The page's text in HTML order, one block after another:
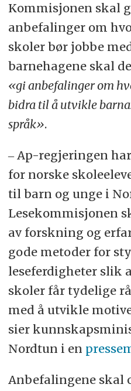
Kommisjonen skal
anbefalinger om
skoler bør jobbe
barnehagene skal
«gi anbefalinger om
bidra til å utvikle
språk».
‒ Ap-regjeringen
for norske
til barn og unge i
Lesekommisjonen
av forskning og
gode metoder for
leseferdigheter slik
skoler får tydelige
med å utvikle
sier
Nordtun i en
Anbefalingene skal